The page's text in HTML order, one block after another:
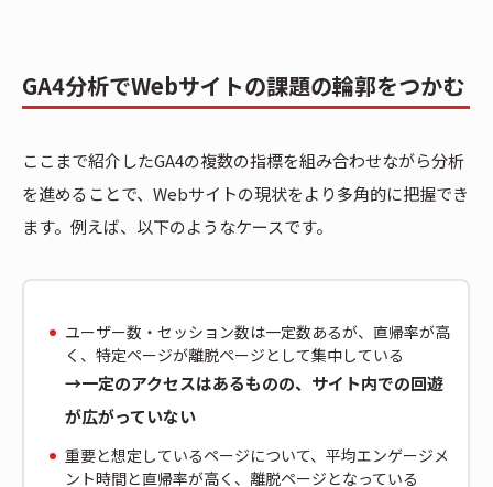
GA4分析でWebサイトの課題の輪郭をつかむ
ここまで紹介したGA4の複数の指標を組み合わせながら分析
を進めることで、Webサイトの現状をより多角的に把握でき
ます。例えば、以下のようなケースです。
ユーザー数・セッション数は一定数あるが、直帰率が高
く、特定ページが離脱ページとして集中している
→一定のアクセスはあるものの、サイト内での回遊
が広がっていない
重要と想定しているページについて、平均エンゲージメ
ント時間と直帰率が高く、離脱ページとなっている